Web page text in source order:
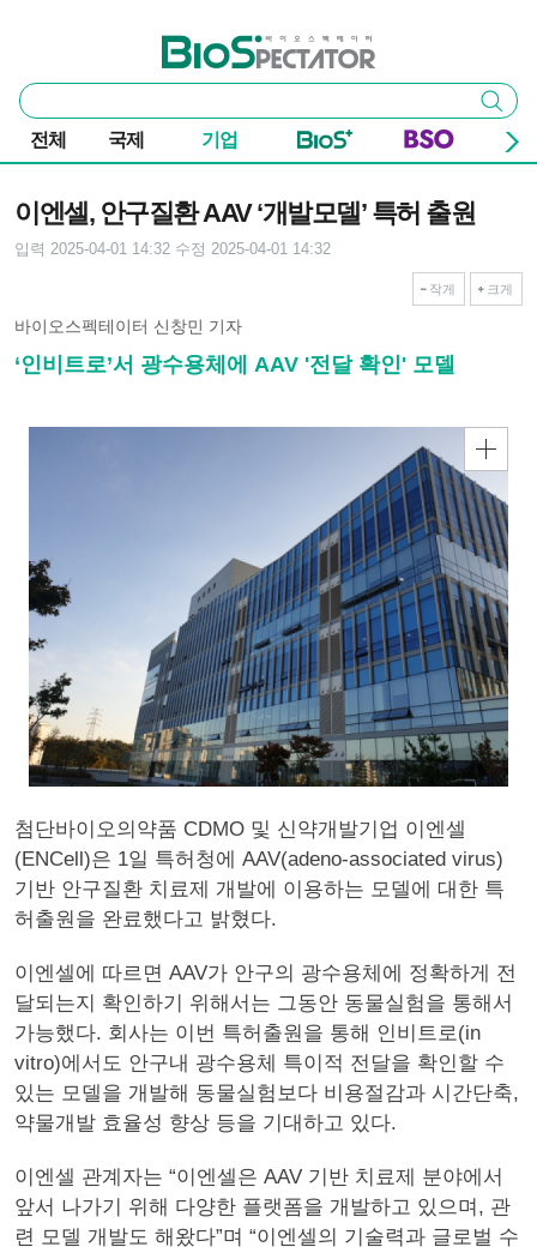
바이오스펙테이터
통
합
검
색
검색
전체 국제 기업
이엔셀, 안구질환 AAV ‘개발모델’ 특허 출원
입력 2025-04-01 14:32 수정 2025-04-01 14:32
작게 크게
바이오스펙테이터 신창민 기자
‘인비트로’서 광수용체에 AAV '전달 확인' 모델
첨단바이오의약품 CDMO 및 신약개발기업 이엔셀
(ENCell)은 1일 특허청에 AAV(adeno-associated virus)
기반 안구질환 치료제 개발에 이용하는 모델에 대한 특
허출원을 완료했다고 밝혔다.
이엔셀에 따르면 AAV가 안구의 광수용체에 정확하게 전
달되는지 확인하기 위해서는 그동안 동물실험을 통해서
가능했다. 회사는 이번 특허출원을 통해 인비트로(in
vitro)에서도 안구내 광수용체 특이적 전달을 확인할 수
있는 모델을 개발해 동물실험보다 비용절감과 시간단축,
약물개발 효율성 향상 등을 기대하고 있다.
이엔셀 관계자는 “이엔셀은 AAV 기반 치료제 분야에서
앞서 나가기 위해 다양한 플랫폼을 개발하고 있으며, 관
련 모델 개발도 해왔다”며 “이엔셀의 기술력과 글로벌 수